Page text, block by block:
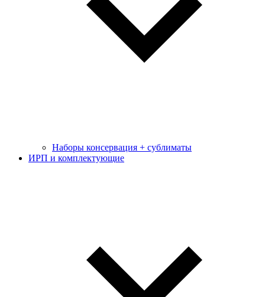
Наборы консервация + сублиматы
ИРП и комплектующие